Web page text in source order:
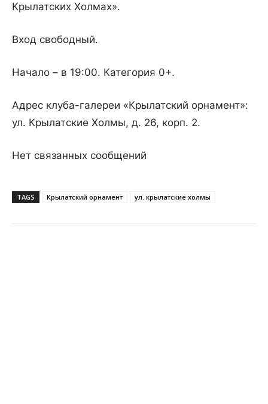
Крылатских Холмах».
Вход свободный.
Начало – в 19:00. Категория 0+.
Адрес клуба-галереи «Крылатский орнамент»:
ул. Крылатские Холмы, д. 26, корп. 2.
Нет связанных сообщений
TAGS Крылатский орнамент ул. крылатские холмы